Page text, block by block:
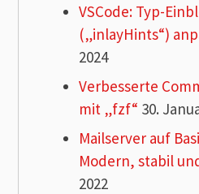
VSCode: Typ-
(„inlayHints“)
2024
Verbesserte
mit „fzf“ 30.
Mailserver auf
Modern, stabil
2022